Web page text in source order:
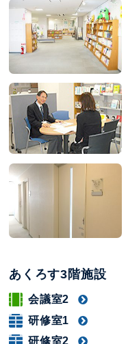
あくろす3階施設
会議室2
研修室1
研修室2